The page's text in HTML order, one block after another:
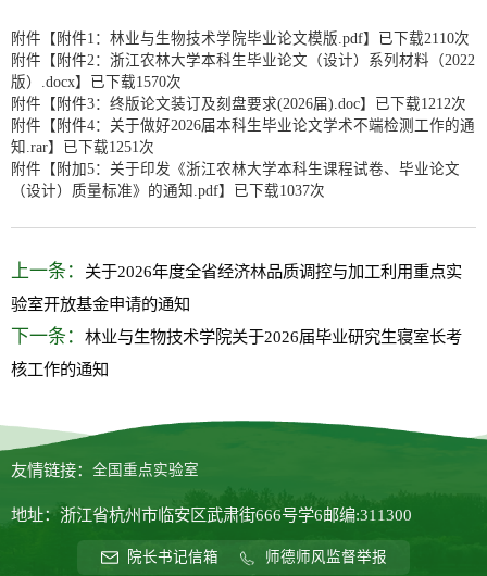
附件【 附件1：林业与生物技术学院毕业论文模版.pdf】已下载2110次
附件【 附件2：浙江农林大学本科生毕业论文（设计）系列材料（2022
版）.docx】已下载1570次
附件【 附件3：终版论文装订及刻盘要求(2026届).doc】已下载1212次
附件【 附件4：关于做好2026届本科生毕业论文学术不端检测工作的通
知.rar】已下载1251次
附件【 附加5：关于印发《浙江农林大学本科生课程试卷、毕业论文
（设计）质量标准》的通知.pdf】已下载1037次
上一条：
关于2026年度全省经济林品质调控与加工利用重点实
验室开放基金申请的通知
下一条： 林业与生物技术学院关于2026届毕业研究生寝室长考
核工作的通知
友情链接： 全国重点实验室
地址：浙江省杭州市临安区武肃街666号学6邮编:311300
院长书记信箱 师德师风监督举报